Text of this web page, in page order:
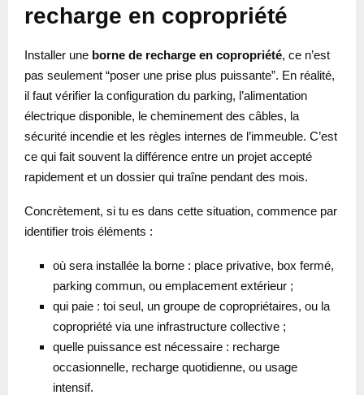
recharge en copropriété
Installer une borne de recharge en copropriété, ce n’est
pas seulement “poser une prise plus puissante”. En réalité,
il faut vérifier la configuration du parking, l’alimentation
électrique disponible, le cheminement des câbles, la
sécurité incendie et les règles internes de l’immeuble. C’est
ce qui fait souvent la différence entre un projet accepté
rapidement et un dossier qui traîne pendant des mois.
Concrètement, si tu es dans cette situation, commence par
identifier trois éléments :
où sera installée la borne : place privative, box fermé,
parking commun, ou emplacement extérieur ;
qui paie : toi seul, un groupe de copropriétaires, ou la
copropriété via une infrastructure collective ;
quelle puissance est nécessaire : recharge
occasionnelle, recharge quotidienne, ou usage
intensif.